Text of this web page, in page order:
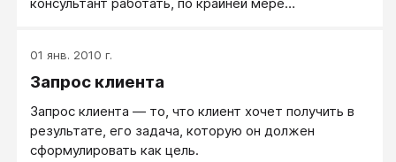
01 янв. 2010 г.
Запрос клиента
Запрос клиента — то, что клиент хочет получить в
результате, его задача, которую он должен
сформулировать как цель.